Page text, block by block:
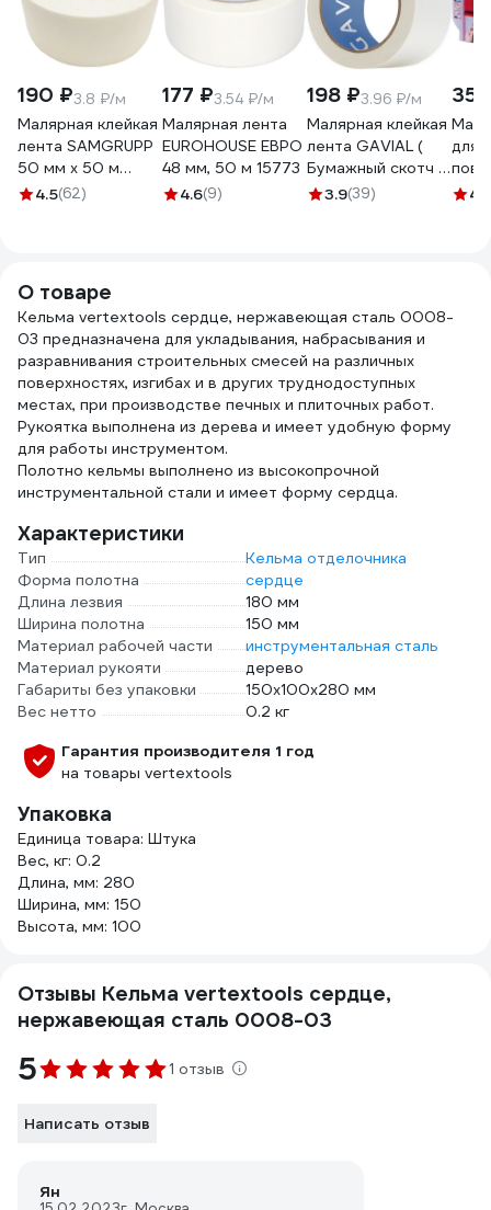
190 ₽3.8 ₽/м
Малярная клейкая
лента SAMGRUPP
50 мм х 50 м
SAMC-
4.5(62)
177 ₽3.54 ₽/м
Малярная лента
EUROHOUSE ЕВРО
48 мм, 50 м 15773
4.6(9)
198 ₽3.96 ₽/м
Малярная клейкая
лента GAVIAL (
Бумажный скотч /
КРЕПП )
3.9(39)
для
4.7
О товаре
Кельма vertextools сердце, нержавеющая сталь 0008-
03 предназначена для укладывания, набрасывания и
разравнивания строительных смесей на различных
поверхностях, изгибах и в других труднодоступных
местах, при производстве печных и плиточных работ.
Рукоятка выполнена из дерева и имеет удобную форму
для работы инструментом.
Полотно кельмы выполнено из высокопрочной
инструментальной стали и имеет форму сердца.
Характеристики
Тип
Кельма отделочника
Форма полотна
сердце
Длина лезвия
180 мм
Ширина полотна
150 мм
Материал рабочей части
инструментальная сталь
Материал рукояти
дерево
Габариты без упаковки
150x100x280 мм
Вес нетто
0.2 кг
Гарантия производителя 1 год
на товары vertextools
Упаковка
Единица товара: Штука
Вес, кг: 0.2
Длина, мм: 280
Ширина, мм: 150
Высота, мм: 100
Отзывы Кельма vertextools сердце,
нержавеющая сталь 0008-03
5 1 отзыв
Написать отзыв
Ян